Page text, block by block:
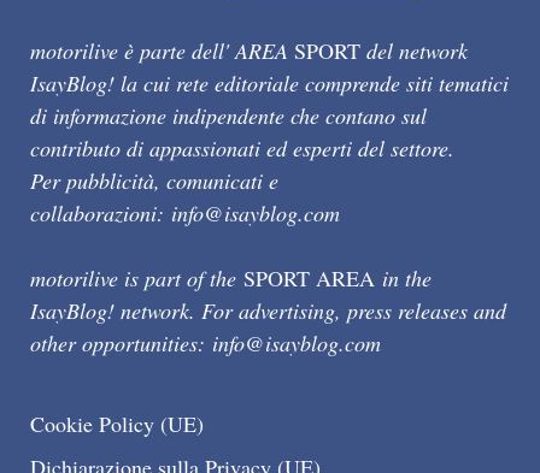
motorilive è parte dell' AREA SPORT del network
IsayBlog! la cui rete editoriale comprende siti tematici
di informazione indipendente che contano sul
contributo di appassionati ed esperti del settore.
Per pubblicità, comunicati e
collaborazioni: info@isayblog.com
motorilive is part of the SPORT AREA in the
IsayBlog! network. For advertising, press releases and
other opportunities: info@isayblog.com
Cookie Policy (UE)
Dichiarazione sulla Privacy (UE)